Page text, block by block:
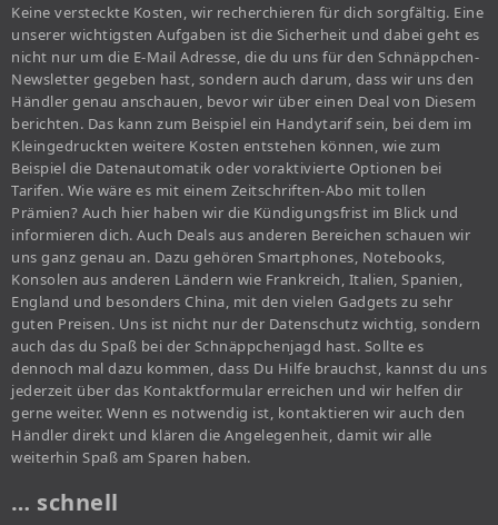
Keine versteckte Kosten, wir recherchieren für dich sorgfältig. Eine
unserer wichtigsten Aufgaben ist die Sicherheit und dabei geht es
nicht nur um die E-Mail Adresse, die du uns für den Schnäppchen-
Newsletter gegeben hast, sondern auch darum, dass wir uns den
Händler genau anschauen, bevor wir über einen Deal von Diesem
berichten. Das kann zum Beispiel ein Handytarif sein, bei dem im
Kleingedruckten weitere Kosten entstehen können, wie zum
Beispiel die Datenautomatik oder voraktivierte Optionen bei
Tarifen. Wie wäre es mit einem Zeitschriften-Abo mit tollen
Prämien? Auch hier haben wir die Kündigungsfrist im Blick und
informieren dich. Auch Deals aus anderen Bereichen schauen wir
uns ganz genau an. Dazu gehören Smartphones, Notebooks,
Konsolen aus anderen Ländern wie Frankreich, Italien, Spanien,
England und besonders China, mit den vielen Gadgets zu sehr
guten Preisen. Uns ist nicht nur der Datenschutz wichtig, sondern
auch das du Spaß bei der Schnäppchenjagd hast. Sollte es
dennoch mal dazu kommen, dass Du Hilfe brauchst, kannst du uns
jederzeit über das Kontaktformular erreichen und wir helfen dir
gerne weiter. Wenn es notwendig ist, kontaktieren wir auch den
Händler direkt und klären die Angelegenheit, damit wir alle
weiterhin Spaß am Sparen haben.
… schnell